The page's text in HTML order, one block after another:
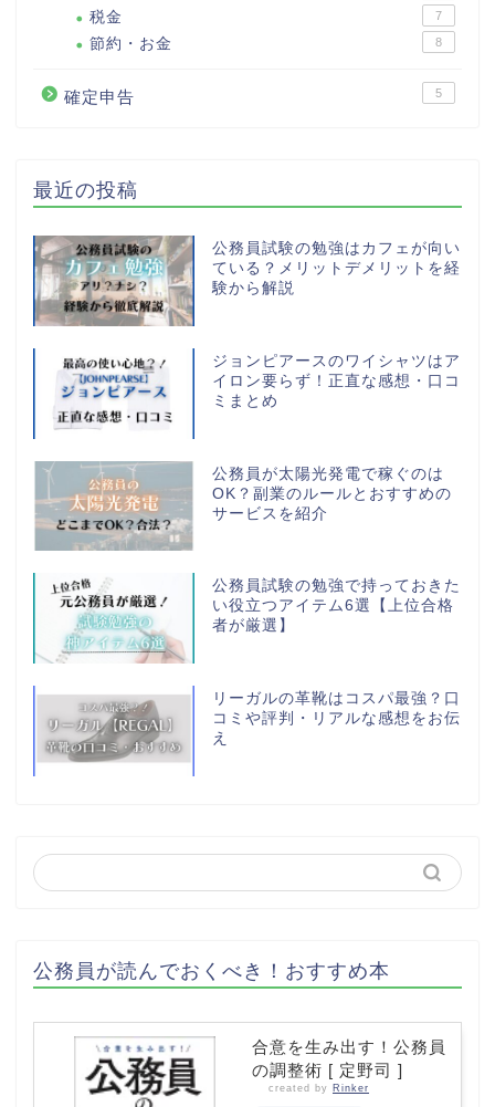
税金 7
節約・お金 8
確定申告 5
最近の投稿
公務員試験の勉強はカフェが向い
ている？メリットデメリットを経
験から解説
ジョンピアースのワイシャツはア
イロン要らず！正直な感想・口コ
ミまとめ
公務員が太陽光発電で稼ぐのは
OK？副業のルールとおすすめの
サービスを紹介
公務員試験の勉強で持っておきた
い役立つアイテム6選【上位合格
者が厳選】
リーガルの革靴はコスパ最強？口
コミや評判・リアルな感想をお伝
え
公務員が読んでおくべき！おすすめ本
合意を生み出す！公務員
の調整術 [ 定野司 ]
created by Rinker